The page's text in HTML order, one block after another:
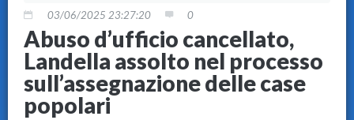
03/06/2025 23:27:20 0
Abuso d’ufficio cancellato,
Landella assolto nel processo
sull’assegnazione delle case
popolari